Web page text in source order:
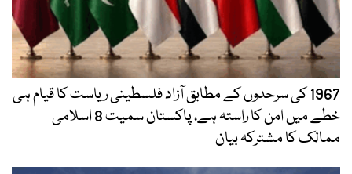
1967 کی سرحدوں کے مطابق آزاد فلسطینی ریاست کا قیام ہی
خطے میں امن کا راستہ ہے، پاکستان سمیت 8 اسلامی
ممالک کا مشترکہ بیان